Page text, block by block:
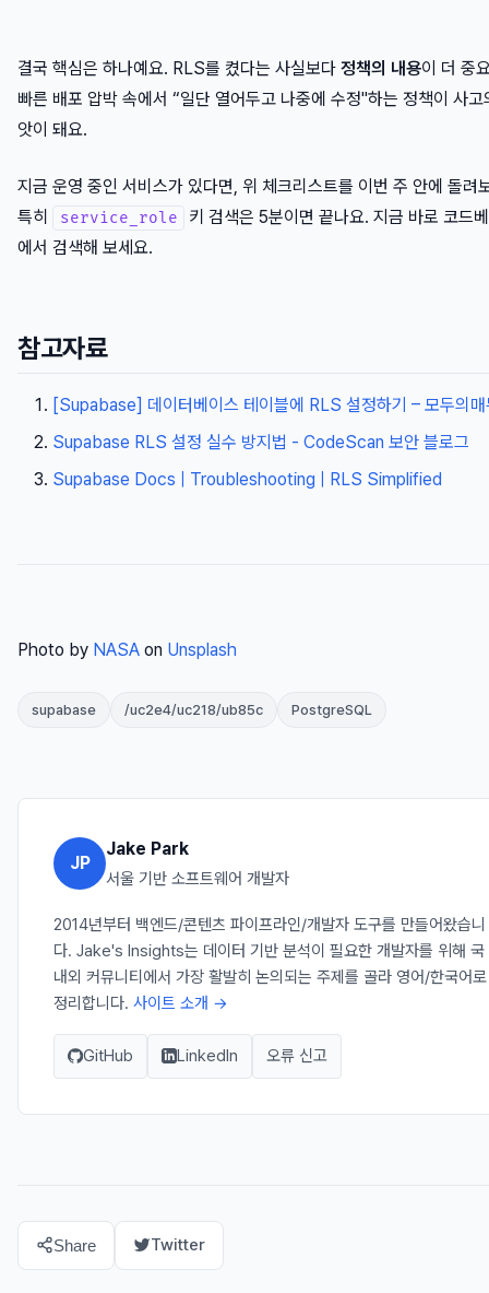
결국 핵심은 하나예요. RLS를 켰다는 사실보다 정책의 내용이 더 중
빠른 배포 압박 속에서 “일단 열어두고 나중에 수정"하는 정책이 사고
앗이 돼요.
지금 운영 중인 서비스가 있다면, 위 체크리스트를 이번 주 안에 돌려
특히
service_role
키 검색은 5분이면 끝나요. 지금 바로 코드
에서 검색해 보세요.
참고자료
[Supabase] 데이터베이스 테이블에 RLS 설정하기 – 모두의매
Supabase RLS 설정 실수 방지법 - CodeScan 보안 블로그
Supabase Docs | Troubleshooting | RLS Simplified
Photo by NASA on Unsplash
supabase /uc2e4/uc218/ub85c PostgreSQL
JP
Jake Park
서울 기반 소프트웨어 개발자
2014년부터 백엔드/콘텐츠 파이프라인/개발자 도구를 만들어왔습니
다. Jake's Insights는 데이터 기반 분석이 필요한 개발자를 위해 국
내외 커뮤니티에서 가장 활발히 논의되는 주제를 골라 영어/한국어로
정리합니다. 사이트 소개 →
GitHub LinkedIn 오류 신고
Share Twitter